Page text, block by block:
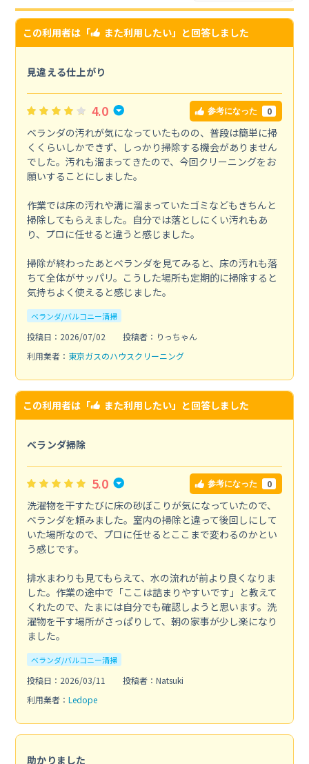
この利用者は「 また利用したい」と回答しました
見違える仕上がり
4.0 参考になった 0
ベランダの汚れが気になっていたものの、普段は簡単に掃
くくらいしかできず、しっかり掃除する機会がありません
でした。汚れも溜まってきたので、今回クリーニングをお
願いすることにしました。
作業では床の汚れや溝に溜まっていたゴミなどもきちんと
掃除してもらえました。自分では落としにくい汚れもあ
り、プロに任せると違うと感じました。
掃除が終わったあとベランダを見てみると、床の汚れも落
ちて全体がサッパリ。こうした場所も定期的に掃除すると
気持ちよく使えると感じました。
ベランダ/バルコニー清掃
投稿日：2026/07/02
投稿者：りっちゃん
利用業者： 東京ガスのハウスクリーニング
この利用者は「 また利用したい」と回答しました
ベランダ掃除
5.0 参考になった 0
洗濯物を干すたびに床の砂ぼこりが気になっていたので、
ベランダを頼みました。室内の掃除と違って後回しにして
いた場所なので、プロに任せるとここまで変わるのかとい
う感じです。
排水まわりも見てもらえて、水の流れが前より良くなりま
した。作業の途中で「ここは詰まりやすいです」と教えて
くれたので、たまには自分でも確認しようと思います。洗
濯物を干す場所がさっぱりして、朝の家事が少し楽になり
ました。
ベランダ/バルコニー清掃
投稿日：2026/03/11
投稿者：Natsuki
利用業者： Ledope
助かりました